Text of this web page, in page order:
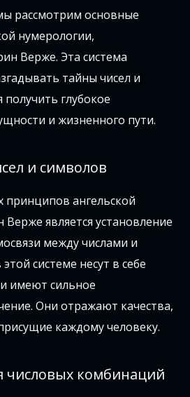
рассмотрим основные
нумерологии,
Верже. Эта система
тайны чисел и
глубокое
и жизненного пути.
и символов
ангельской
является установление
между числами и
системе несут в себе
имеют сильное
Они отражают качества,
каждому человеку.
числовых комбинаций